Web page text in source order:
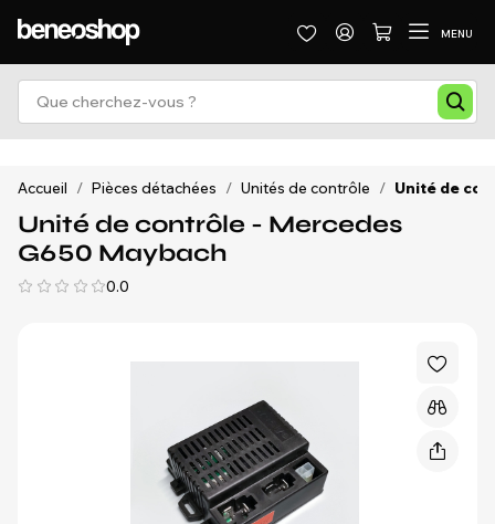
MENU
Accueil / Pièces détachées / Unités de contrôle / Unité de
Unité de contrôle - Mercedes
G650 Maybach
0.0